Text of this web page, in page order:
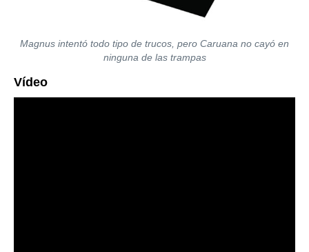
Magnus intentó todo tipo de trucos, pero Caruana no cayó en
ninguna de las trampas
Vídeo